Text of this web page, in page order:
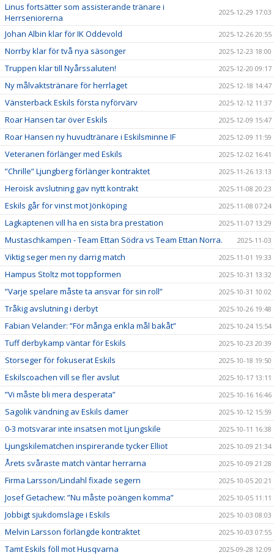
Linus fortsätter som assisterande tränare i
Herrseniorerna
2025-12-29 17:03
Johan Albin klar för IK Oddevold 2025-12-26 20:55
Norrby klar för två nya säsonger 2025-12-23 18:00
Truppen klar till Nyårssaluten! 2025-12-20 09:17
Ny målvaktstränare för herrlaget 2025-12-18 14:47
Vänsterback Eskils första nyförvärv 2025-12-12 11:37
Roar Hansen tar över Eskils 2025-12-09 15:47
Roar Hansen ny huvudtränare i Eskilsminne IF 2025-12-09 11:59
Veteranen förlänger med Eskils 2025-12-02 16:41
”Chrille” Ljungberg förlänger kontraktet 2025-11-26 13:13
Heroisk avslutning gav nytt kontrakt 2025-11-08 20:23
Eskils går för vinst mot Jönköping 2025-11-08 07:24
Lagkaptenen vill ha en sista bra prestation 2025-11-07 13:29
Mustaschkampen - Team Ettan Södra vs Team Ettan Norra. 2025-11-03
Viktig seger men ny darrig match 2025-11-01 19:33
Hampus Stoltz mot toppformen 2025-10-31 13:32
”Varje spelare måste ta ansvar för sin roll” 2025-10-31 10:02
Tråkig avslutning i derbyt 2025-10-26 19:48
Fabian Velander: ”För många enkla mål bakåt” 2025-10-24 15:54
Tuff derbykamp väntar för Eskils 2025-10-23 20:39
Storseger för fokuserat Eskils 2025-10-18 19:50
Eskilscoachen vill se fler avslut 2025-10-17 13:11
”Vi måste bli mera desperata” 2025-10-16 16:46
Sagolik vändning av Eskils damer 2025-10-12 15:59
0-3 motsvarar inte insatsen mot Ljungskile 2025-10-11 16:38
Ljungskilematchen inspirerande tycker Elliot 2025-10-09 21:34
Årets svåraste match väntar herrarna 2025-10-09 21:28
Firma Larsson/Lindahl fixade segern 2025-10-05 20:21
Josef Getachew: ”Nu måste poängen komma” 2025-10-05 11:11
Jobbigt sjukdomsläge i Eskils 2025-10-03 08:03
Melvin Larsson förlängde kontraktet 2025-10-03 07:55
Tamt Eskils föll mot Husqvarna 2025-09-28 12:09